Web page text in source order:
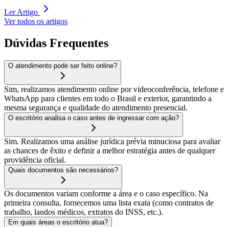
Ler Artigo
Ver todos os artigos
Dúvidas Frequentes
O atendimento pode ser feito online?
Sim, realizamos atendimento online por videoconferência, telefone e
WhatsApp para clientes em todo o Brasil e exterior, garantindo a
mesma segurança e qualidade do atendimento presencial.
O escritório analisa o caso antes de ingressar com ação?
Sim. Realizamos uma análise jurídica prévia minuciosa para avaliar
as chances de êxito e definir a melhor estratégia antes de qualquer
providência oficial.
Quais documentos são necessários?
Os documentos variam conforme a área e o caso específico. Na
primeira consulta, fornecemos uma lista exata (como contratos de
trabalho, laudos médicos, extratos do INSS, etc.).
Em quais áreas o escritório atua?